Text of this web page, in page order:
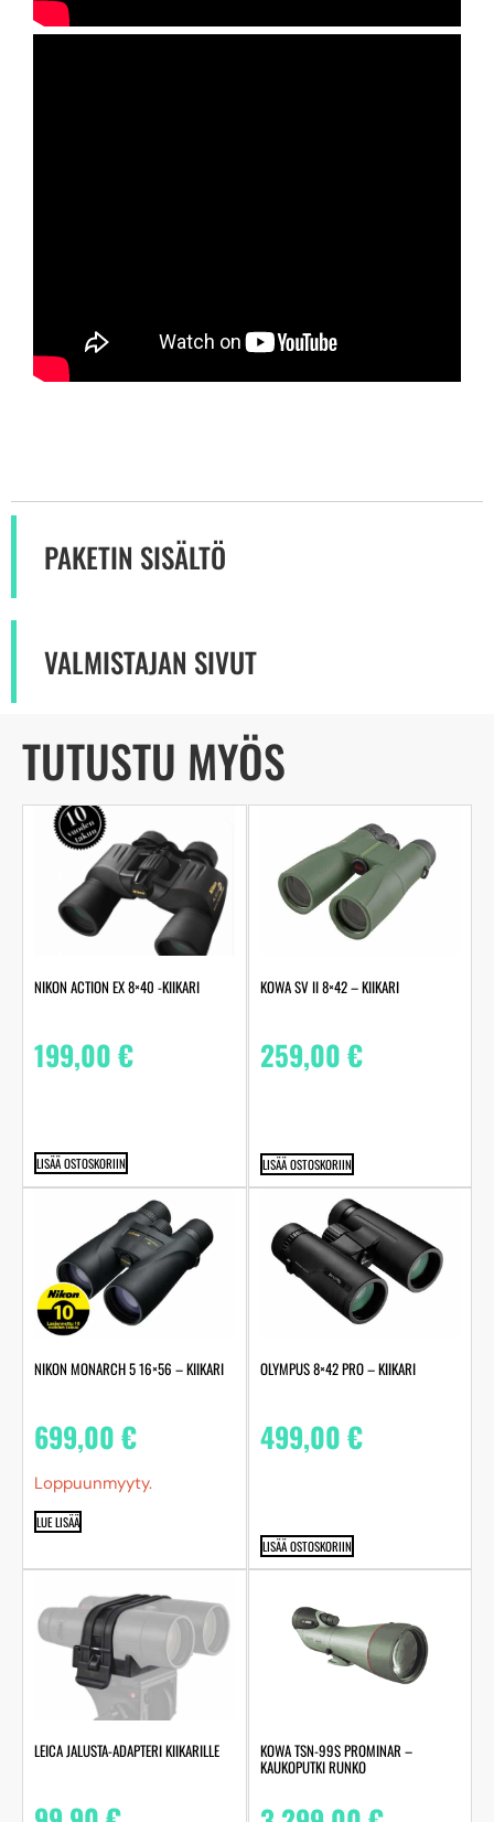
PAKETIN SISÄLTÖ
VALMISTAJAN SIVUT
TUTUSTU MYÖS
NIKON ACTION EX 8×40 -KIIKARI
199,00€
LISÄÄ OSTOSKORIIN
KOWA SV II 8×42 – KIIKARI
259,00€
LISÄÄ OSTOSKORIIN
NIKON MONARCH 5 16×56 – KIIKARI
699,00€
Loppuunmyyty.
LUE LISÄÄ
OLYMPUS 8×42 PRO – KIIKARI
499,00€
LISÄÄ OSTOSKORIIN
LEICA JALUSTA-ADAPTERI KIIKARILLE KOWA TSN-99S PROMINAR –
KAUKOPUTKI RUNKO